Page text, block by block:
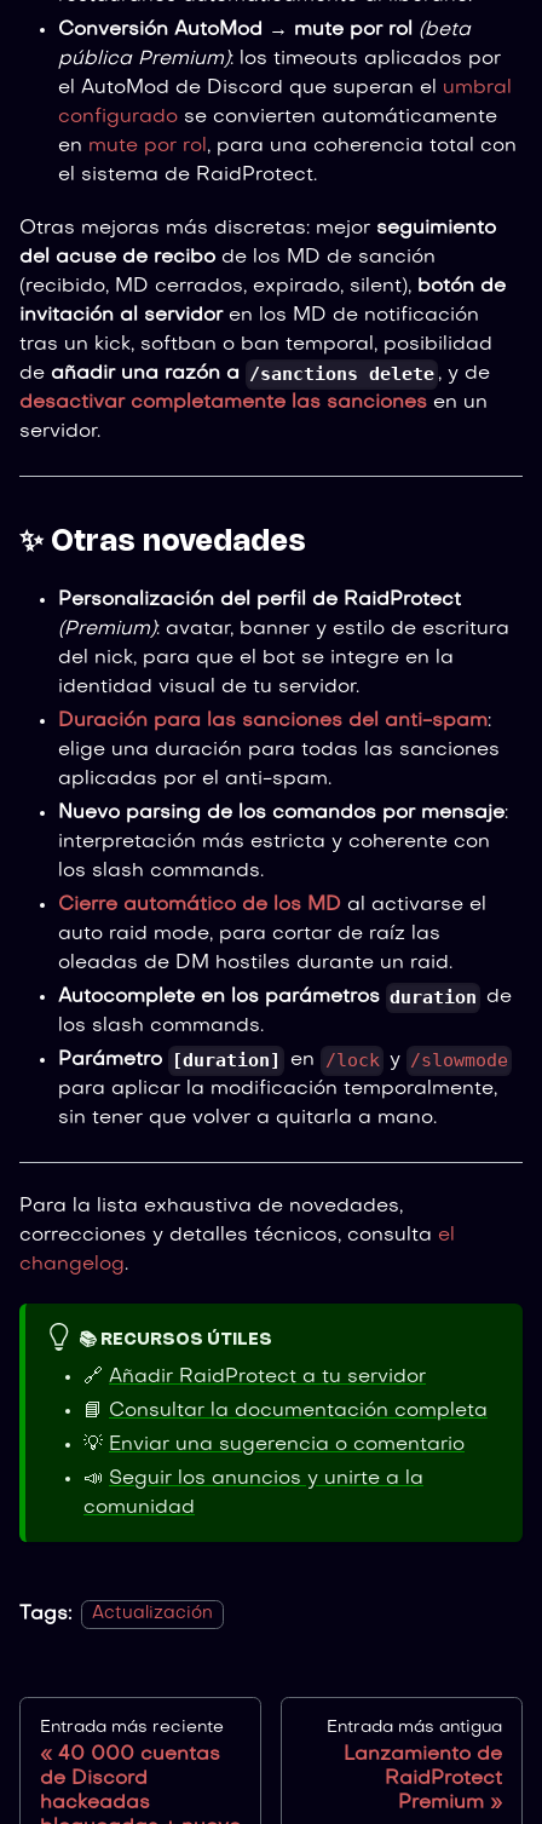
Conversión AutoMod → mute por rol (beta
pública Premium): los timeouts aplicados por
el AutoMod de Discord que superan el umbral
configurado se convierten automáticamente
en mute por rol, para una coherencia total con
el sistema de RaidProtect.
Otras mejoras más discretas: mejor seguimiento
del acuse de recibo de los MD de sanción
(recibido, MD cerrados, expirado, silent), botón de
invitación al servidoren los MD de notificación
tras un kick, softban o ban temporal, posibilidad
de añadir una razón a /sanctions delete , y de
desactivar completamente las sanciones en un
servidor.
✨ Otras novedades
Personalización del perfil de RaidProtect
(Premium): avatar, banner y estilo de escritura
del nick, para que el bot se integre en la
identidad visual de tu servidor.
Duración para las sanciones del anti-spam:
elige una duración para todas las sanciones
aplicadas por el anti-spam.
Nuevo parsing de los comandos por mensaje:
interpretación más estricta y coherente con
los slash commands.
Cierre automático de los MD al activarse el
auto raid mode, para cortar de raíz las
oleadas de DM hostiles durante un raid.
Autocomplete en los parámetros duration
de
los slash commands.
Parámetro
[duration] en /lock y /slowmode
para aplicar la modificación temporalmente,
sin tener que volver a quitarla a mano.
Para la lista exhaustiva de novedades,
correcciones y detalles técnicos, consulta el
changelog.
📚 RECURSOS ÚTILES
🔗 Añadir RaidProtect a tu servidor
📘 Consultar la documentación completa
💡 Enviar una sugerencia o comentario
📣 Seguir los anuncios y unirte a la
comunidad
Tags: Actualización
Entrada más reciente
40 000 cuentas
de Discord
hackeadas
Entrada más antigua
Lanzamiento de
RaidProtect
Premium